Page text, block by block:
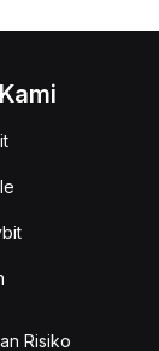
Risiko